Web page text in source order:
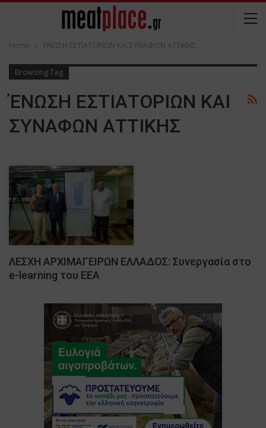
Home ΈΝΩΣΗ ΕΣΤΙΑΤΟΡΙΩΝ ΚΑΙ ΣΥΝΑΦΩΝ ΑΤΤΙΚΗΣ
Browsing Tag
ΈΝΩΣΗ ΕΣΤΙΑΤΟΡΙΩΝ ΚΑΙ
ΣΥΝΑΦΩΝ ΑΤΤΙΚΗΣ
ΛΕΣΧΗ ΑΡΧΙΜΑΓΕΙΡΩΝ ΕΛΛΑΔΟΣ: Συνεργασία στο
e-learning του ΕΕΑ